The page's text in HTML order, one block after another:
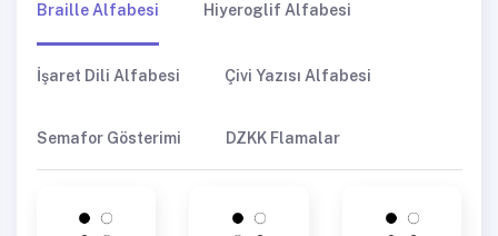
Braille Alfabesi Hiyeroglif Alfabesi
İşaret Dili Alfabesi Çivi Yazısı Alfabesi
Semafor Gösterimi DZKK Flamalar